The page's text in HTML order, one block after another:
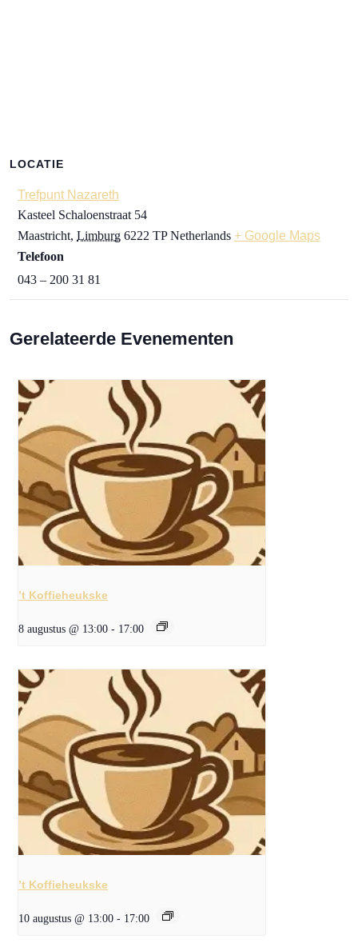
LOCATIE
Trefpunt Nazareth
Kasteel Schaloenstraat 54
Maastricht, Limburg 6222 TP Netherlands + Google Maps
Telefoon
043 – 200 31 81
Gerelateerde Evenementen
’t Koffieheukske
8 augustus @ 13:00 - 17:00
’t Koffieheukske
10 augustus @ 13:00 - 17:00